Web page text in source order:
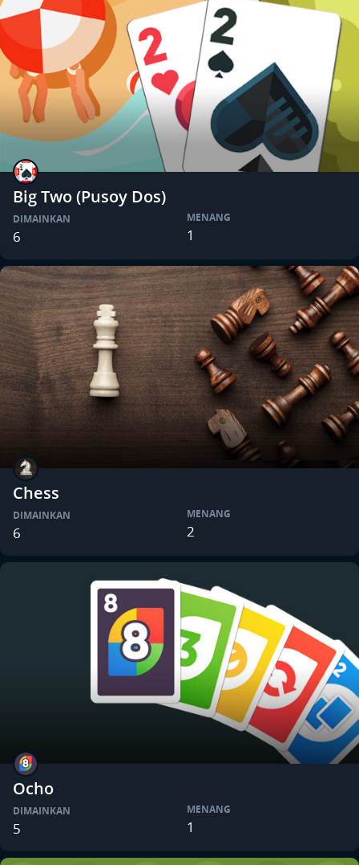
Big Two (Pusoy Dos)
DIMAINKAN
6
MENANG
1
Chess
DIMAINKAN
6
MENANG
2
Ocho
DIMAINKAN
5
MENANG
1